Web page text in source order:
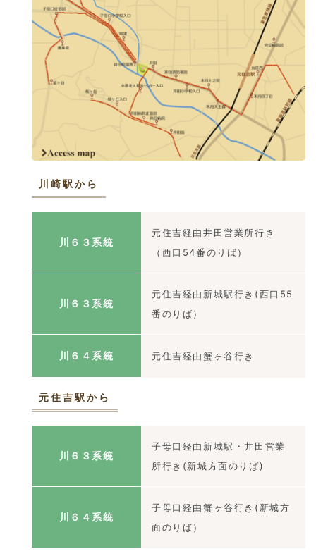
川崎駅から
川６３系統
元住吉経由井田営業所行き
（西口54番のりば）
川６３系統
元住吉経由新城駅行き(西口55
番のりば）
川６４系統 元住吉経由蟹ヶ谷行き
元住吉駅から
川６３系統
子母口経由新城駅・井田営業
所行き(新城方面のりば)
川６４系統
子母口経由蟹ヶ谷行き(新城方
面のりば）